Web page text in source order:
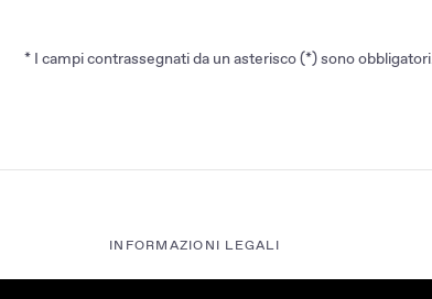
* I campi contrassegnati da un asterisco (*) sono obbligatori.
INFORMAZIONI LEGALI